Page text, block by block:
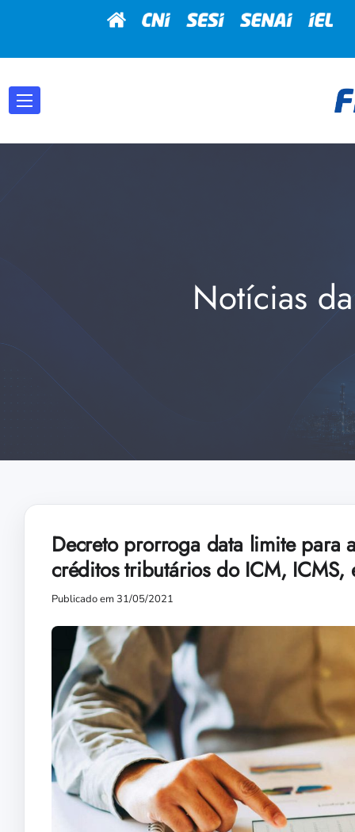
Notícias
Decreto prorroga data limite para
créditos tributários do ICM, ICMS,
Publicado em 31/05/2021